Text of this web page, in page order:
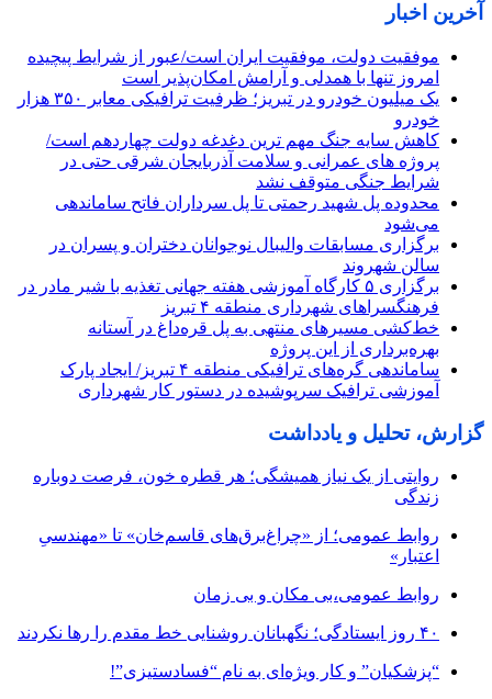
آخرین اخبار
موفقیت دولت، موفقیت ایران است/عبور از شرایط پیچیده
امروز تنها با همدلی و آرامش امکان‌پذیر است
یک میلیون خودرو در تبریز؛ ظرفیت ترافیکی معابر ۳۵۰ هزار
خودرو
کاهش سایه جنگ مهم ‌ترین دغدغه دولت چهاردهم است/
پروژه ‌های عمرانی و سلامت آذربایجان شرقی حتی در
شرایط جنگی متوقف نشد
محدوده پل شهید رحمتی تا پل سرداران فاتح ساماندهی
می‌شود
برگزاری مسابقات والیبال نوجوانان دختران و پسران در
سالن شهروند
برگزاری ۵ کارگاه آموزشی هفته جهانی تغذیه با شیر مادر در
فرهنگسراهای شهرداری منطقه ۴ تبریز
خط‌کشی مسیرهای منتهی به پل قره‌داغ در آستانه
بهره‌برداری از این پروژه
ساماندهی گره‌های ترافیکی منطقه ۴ تبریز/ ایجاد پارک
آموزشی ترافیک سرپوشیده در دستور کار شهرداری
گزارش، تحلیل و یادداشت
روایتی از یک نیاز همیشگی؛ هر قطره خون، فرصت دوباره
زندگی
روابط عمومی؛ از «چراغ‌برق‌های قاسم‌خان» تا «مهندسیِ
اعتبار»
روابط عمومی،بی مکان و بی زمان
۴۰ روز ایستادگی؛ نگهبانان روشنایی خط مقدم را رها نکردند
“پزشکیان” و کار ویژه‌ای به نام “فسادستیزی”!